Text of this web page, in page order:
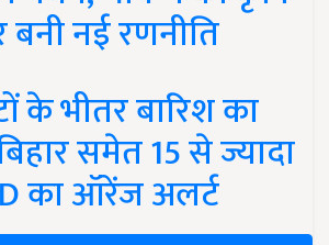
नई रणनीति
के भीतर बारिश का
समेत 15 से ज्यादा
का ऑरेंज अलर्ट